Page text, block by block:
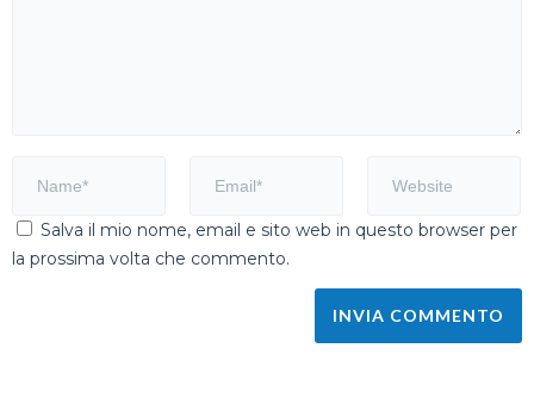
Salva il mio nome, email e sito web in questo browser per
la prossima volta che commento.